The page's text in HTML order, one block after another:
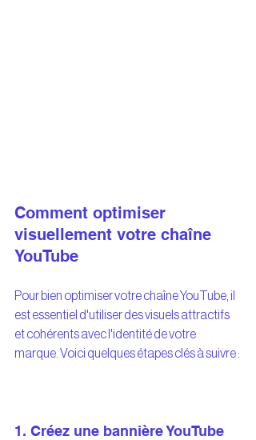
Comment optimiser
visuellement votre chaîne
YouTube
Pour bien optimiser votre chaîne YouTube, il
est essentiel d'utiliser des visuels attractifs
et cohérents avec l'identité de votre
marque. Voici quelques étapes clés à suivre :
1. Créez une bannière YouTube